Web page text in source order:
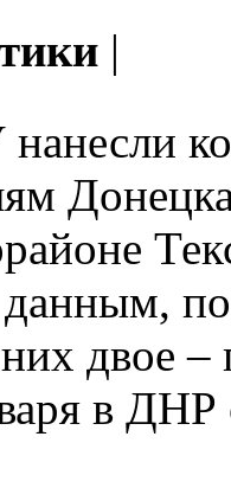
|
двое
в ДНР